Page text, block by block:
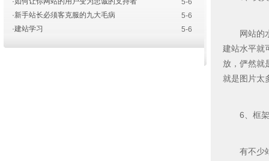
5-6
·新手站长必须客克服的九大毛病
5-6
·建站学习
5-6
网站的水
建站水平就
放，俨然就
就是图片太
6、框架
有不少站